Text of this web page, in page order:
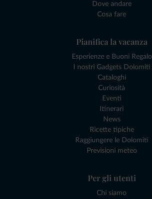
Dove andare
Cosa fare
Pianifica la vacanza
Esperienze e Buoni Regalo
I nostri Gadgets Dolomiti
Cataloghi
Curiosità
Eventi
Itinerari
News
Ricette tipiche
Raggiungere le Dolomiti
Previsioni meteo
Per gli utenti
Chi siamo